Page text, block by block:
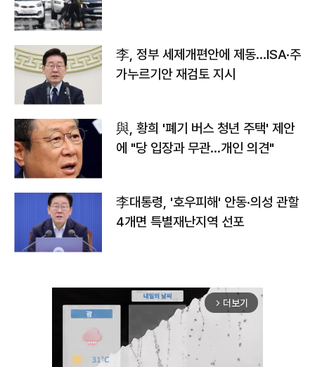
李, 정부 세제개편안에 제동…ISA·주
가누르기안 재검토 지시
與, 황희 '폐기 버스 청년 주택' 제안
에 "당 입장과 무관…개인 의견"
李대통령, '호우피해' 안동·의성 관할
4개면 특별재난지역 선포
arrow_forward_ios 더보기